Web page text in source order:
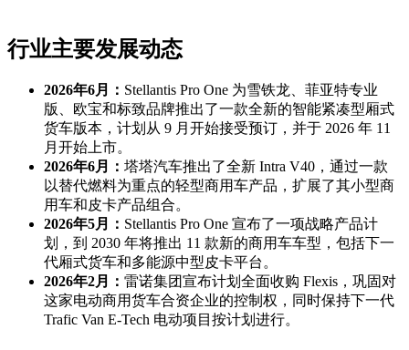
行业主要发展动态
2026年6月： Stellantis Pro One 为雪铁龙、菲亚特专业
版、欧宝和标致品牌推出了一款全新的智能紧凑型厢式
货车版本，计划从 9 月开始接受预订，并于 2026 年 11
月开始上市。
2026年6月： 塔塔汽车推出了全新 Intra V40，通过一款
以替代燃料为重点的轻型商用车产品，扩展了其小型商
用车和皮卡产品组合。
2026年5月： Stellantis Pro One 宣布了一项战略产品计
划，到 2030 年将推出 11 款新的商用车车型，包括下一
代厢式货车和多能源中型皮卡平台。
2026年2月： 雷诺集团宣布计划全面收购 Flexis，巩固对
这家电动商用货车合资企业的控制权，同时保持下一代
Trafic Van E-Tech 电动项目按计划进行。